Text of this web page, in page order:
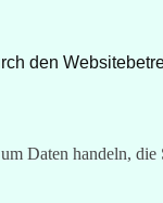
den
Daten handeln,